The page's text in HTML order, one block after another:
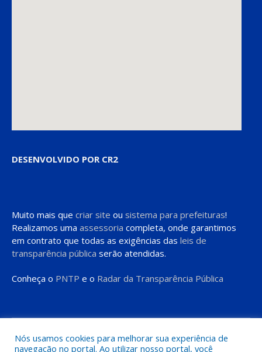
DESENVOLVIDO POR CR2
Muito mais que criar site ou sistema para prefeituras!
Realizamos uma assessoria completa, onde garantimos
em contrato que todas as exigências das leis de
transparência pública serão atendidas.
Conheça o PNTP e o Radar da Transparência Pública
Todos os direitos reservados a Prefeitura de Moju
Nós usamos cookies para melhorar sua experiência de
navegação no portal. Ao utilizar nosso portal, você